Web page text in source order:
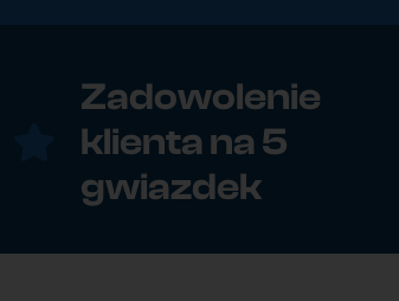
Zadowolenie
klienta na 5
gwiazdek